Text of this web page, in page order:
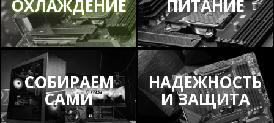
ОХЛАЖДЕНИЕ ПИТАНИЕ
СОБИРАЕМ
САМИ
НАДЕЖНОСТЬ
И ЗАЩИТА